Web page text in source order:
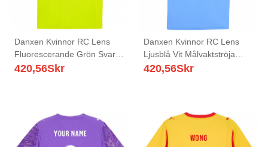
Danxen Kvinnor RC Lens
Fluorescerande Grön Svart
Målvaktströja 2025/26 T-
420,56Skr
Danxen Kvinnor RC Lens
Ljusblå Vit Målvaktströja
2025/26 T-tröja
420,56Skr